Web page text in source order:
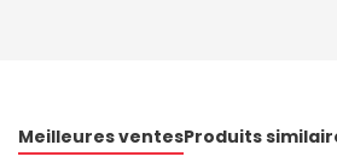
Meilleures ventesProduits